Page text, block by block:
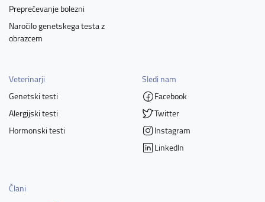
Preprečevanje bolezni
Naročilo genetskega testa z
obrazcem
Veterinarji
Genetski testi
Alergijski testi
Hormonski testi
Sledi nam
Facebook
Twitter
Instagram
LinkedIn
Člani